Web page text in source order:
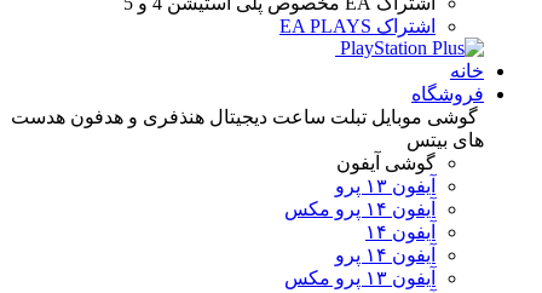
اشتراک EA PLAYS
خانه
فروشگاه
گوشی موبایل تبلت ساعت دیجیتال هنذفری و هدفون هدست
های بیتس
گوشی آیفون
آیفون ۱۳ پرو
آیفون ۱۴ پرو مکس
آیفون ۱۴
آیفون ۱۴ پرو
آیفون ۱۳ پرو مکس